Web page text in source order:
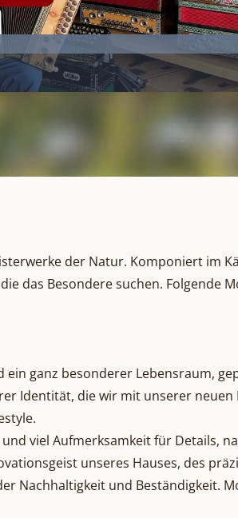
der Natur. Komponiert im
das Besondere suchen. Folgende
ganz besonderer Lebensraum,
Identität, die wir mit unserer
viel Aufmerksamkeit für Details,
unseres Hauses, des
Nachhaltigkeit und Beständigkeit.